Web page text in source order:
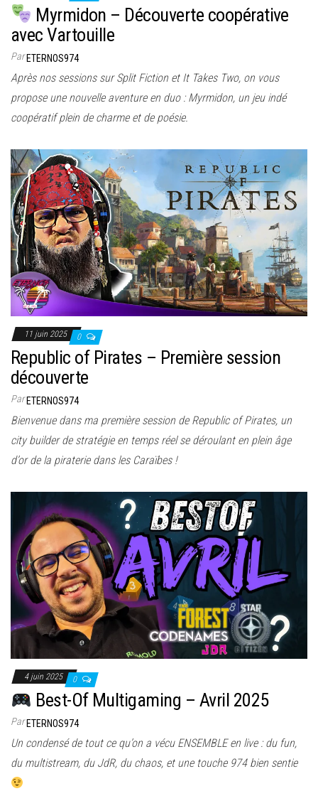
Myrmidon – Découverte coopérative
avec Vartouille
ParETERNOS974
Après nos sessions sur Split Fiction et It Takes Two, on vous
propose une nouvelle aventure en duo : Myrmidon, un jeu indé
coopératif plein de charme et de poésie.
11 juin 2025 0
Republic of Pirates – Première session
découverte
ParETERNOS974
Bienvenue dans ma première session de Republic of Pirates, un
city builder de stratégie en temps réel se déroulant en plein âge
d’or de la piraterie dans les Caraïbes !
4 juin 2025 0
Best-Of Multigaming – Avril 2025
ParETERNOS974
Un condensé de tout ce qu’on a vécu ENSEMBLE en live : du fun,
du multistream, du JdR, du chaos, et une touche 974 bien sentie